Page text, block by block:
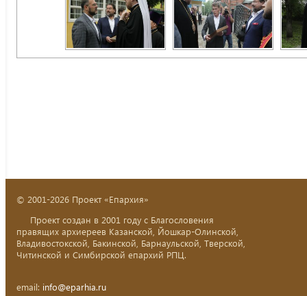
© 2001-2026 Проект «Епархия»
Проект создан в 2001 году с Благословения
правящих архиереев Казанской, Йошкар-Олинской,
Владивостокской, Бакинской, Барнаульской, Тверской,
Читинской и Симбирской епархий РПЦ.
email: info@eparhia.ru